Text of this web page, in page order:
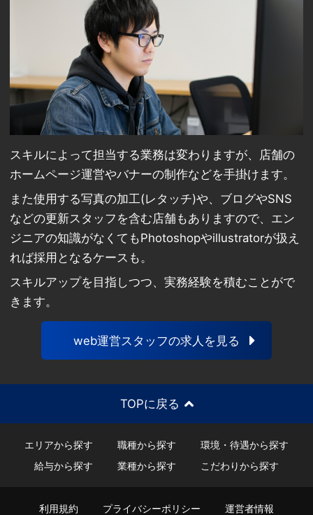
スキルによって担当する業務は変わりますが、店舗の
ホームページ運営やバナーの制作などを手掛けます。
また使用する写真の加工(レタッチ)や、ブログやSNS
などの更新スタッフを含む店舗もありますので、エン
ジニアの知識がなくてもPhotoshopやillustratorが扱え
れば採用となるケースも。
スキルアップを目指しつつ、実務経験を積むことがで
きます。
web運営スタッフの求人を見る
TOPに戻る
エリアから探す 職種から探す
環境・待遇から探す
給与から探す
業種から探す こだわりから探す
利用規約 プライバシーポリシー
運営者情報